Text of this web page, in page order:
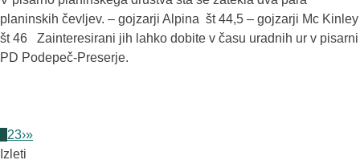
planinskih čevljev. – gojzarji Alpina št 44,5 – gojzarji Mc Kinley
št 46 Zainteresirani jih lahko dobite v času uradnih ur v pisarni
PD Podepeč-Preserje.
1 23›»
Izleti